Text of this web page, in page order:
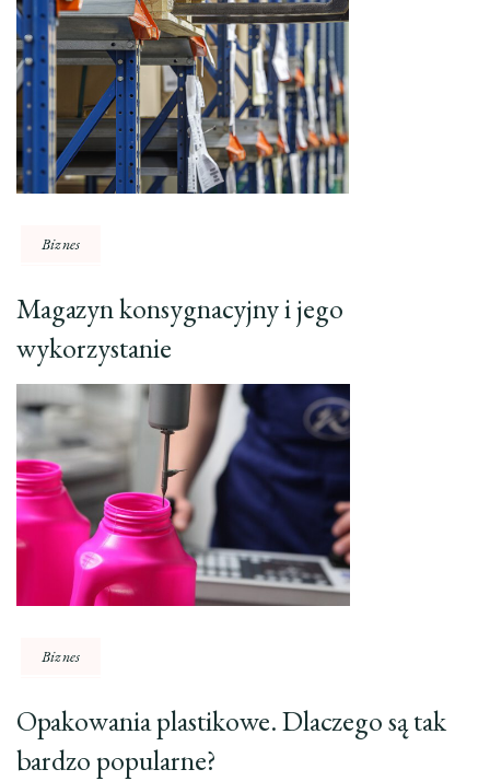
Biznes
Magazyn konsygnacyjny i jego
wykorzystanie
Biznes
Opakowania plastikowe. Dlaczego są tak
bardzo popularne?